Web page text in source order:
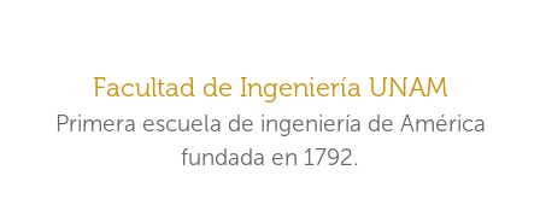
Facultad de Ingeniería UNAM
Primera escuela de ingeniería de América
fundada en 1792.